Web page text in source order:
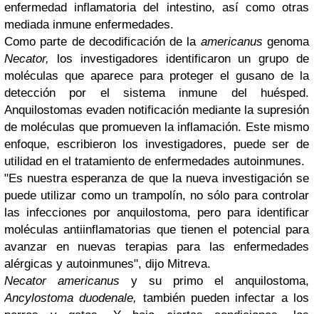
enfermedad inflamatoria del intestino, así como otras
mediada inmune enfermedades.
Como parte de decodificación de la americanus genoma
Necator,
los investigadores identificaron un grupo de
moléculas que aparece para proteger el gusano de la
detección por el sistema inmune del huésped.
Anquilostomas evaden notificación mediante la supresión
de moléculas que promueven la inflamación. Este mismo
enfoque, escribieron los investigadores, puede ser de
utilidad en el tratamiento de enfermedades autoinmunes.
"Es nuestra esperanza de que la nueva investigación se
puede utilizar como un trampolín, no sólo para controlar
las infecciones por anquilostoma, pero para identificar
moléculas antiinflamatorias que tienen el potencial para
avanzar en nuevas terapias para las enfermedades
alérgicas y autoinmunes", dijo Mitreva.
Necator americanus y su primo el anquilostoma,
Ancylostoma duodenale, también pueden infectar a los